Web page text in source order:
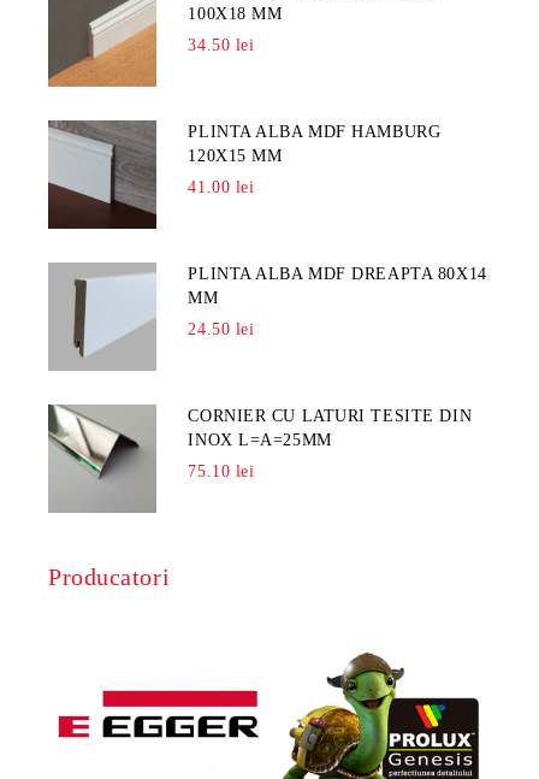
100X18 MM
34.50 lei
PLINTA ALBA MDF HAMBURG
120X15 MM
41.00 lei
PLINTA ALBA MDF DREAPTA 80X14
MM
24.50 lei
CORNIER CU LATURI TESITE DIN
INOX L=A=25MM
75.10 lei
Producatori